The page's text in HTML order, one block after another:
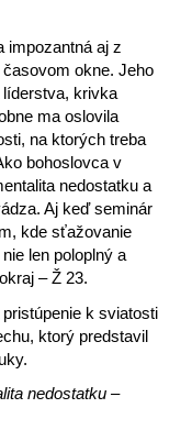
impozantná aj z
okne. Jeho
líderstva, krivka
ma oslovila
na ktorých treba
bohoslovca v
nedostatku a
Aj keď seminár
kde sťažovanie
len poloplný a
– Ž 23.
k sviatosti
ktorý predstavil
nedostatku –